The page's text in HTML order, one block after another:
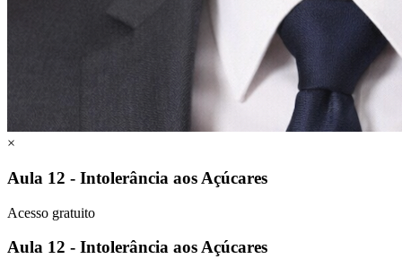
×
Aula 12 - Intolerância aos Açúcares
Acesso gratuito
Aula 12 - Intolerância aos Açúcares